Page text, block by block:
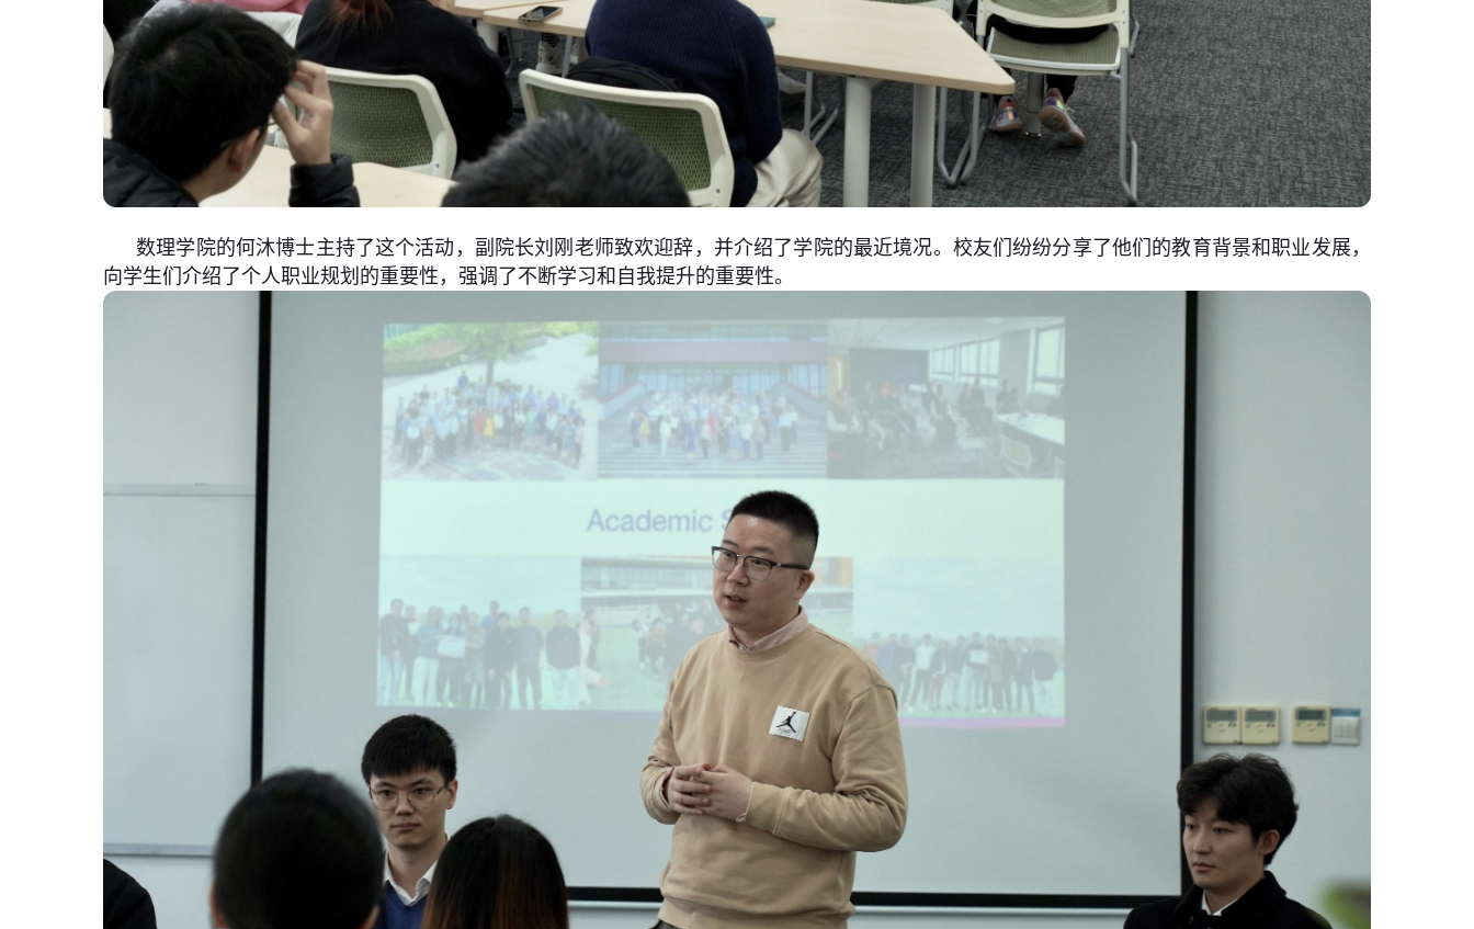
数理学院的何沐博士主持了这个活动，副院长刘刚老师致欢迎辞，并介绍了学院的最近境况。校友们纷纷分享了他们的教育背景和职业发展，
向学生们介绍了个人职业规划的重要性，强调了不断学习和自我提升的重要性。